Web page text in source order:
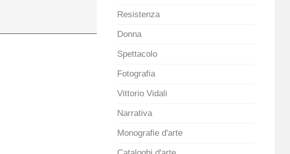
Resistenza
Donna
Spettacolo
Fotografia
Vittorio Vidali
Narrativa
Monografie d'arte